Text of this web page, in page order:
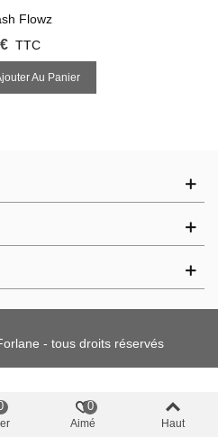
Flowz
TTC
Au Panier
- tous droits réservés
Aimé
0
Haut